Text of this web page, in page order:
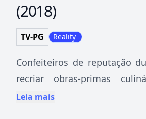
(2018)
TV-PG Reality
Confeiteiros de reputação
recriar obras-primas
prêmio de 10 mil dólares.
Leia mais